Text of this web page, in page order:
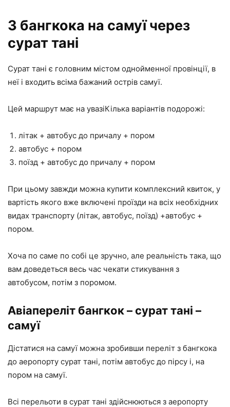
З бангкока на самуї через
сурат тані
Сурат тані є головним містом однойменної провінції, в
неї і входить всіма бажаний острів самуї.
Цей маршрут має на увазіКілька варіантів подорожі:
літак + автобус до причалу + пором
автобус + пором
поїзд + автобус до причалу + пором
При цьому завжди можна купити комплексний квиток, у
вартість якого вже включені проїзди на всіх необхідних
видах транспорту (літак, автобус, поїзд) +автобус +
пором.
Хоча по саме по собі це зручно, але реальність така, що
вам доведеться весь час чекати стикування з
автобусом, потім з поромом.
Авіапереліт бангкок – сурат тані –
самуї
Дістатися на самуї можна зробивши переліт з бангкока
до аеропорту сурат тані, потім автобус до пірсу і, на
пором на самуї.
Всі перельоти в сурат тані здійснюються з аеропорту